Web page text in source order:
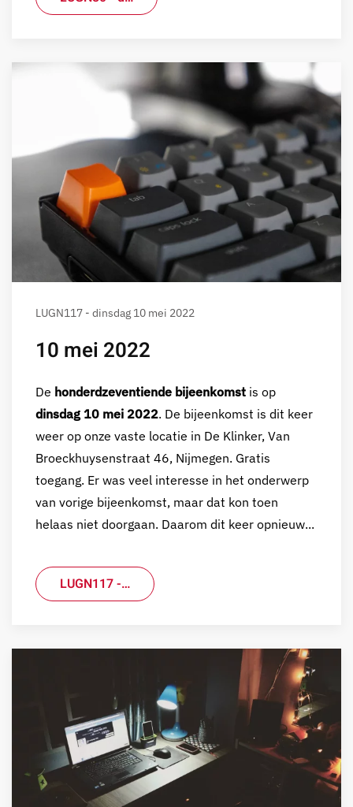
LUGN117 - dinsdag 10 mei 2022
10 mei 2022
De honderdzeventiende bijeenkomst is op
dinsdag 10 mei 2022. De bijeenkomst is dit keer
weer op onze vaste locatie in De Klinker, Van
Broeckhuysenstraat 46, Nijmegen. Gratis
toegang. Er was veel interesse in het onderwerp
van vorige bijeenkomst, maar dat kon toen
helaas niet doorgaan. Daarom dit keer opnieuw...
LUGN117 -…